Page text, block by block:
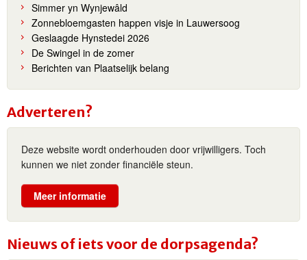
Simmer yn Wynjewâld
Zonnebloemgasten happen visje in Lauwersoog
Geslaagde Hynstedei 2026
De Swingel in de zomer
Berichten van Plaatselijk belang
Adverteren?
Deze website wordt onderhouden door vrijwilligers. Toch
kunnen we niet zonder financiële steun.
Meer informatie
Nieuws of iets voor de dorpsagenda?